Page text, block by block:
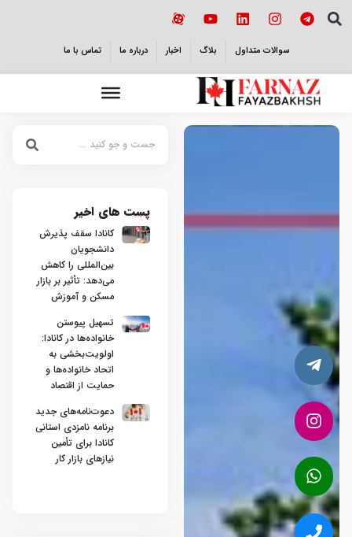
سوالات متداول بلاگ اخبار درباره ما تماس با ما
پست های اخیر
کانادا سقف پذیرش
دانشجویان
بین‌المللی را کاهش
می‌دهد: تأثیر بر بازار
مسکن و آموزش
تسهیل پیوستن
خانواده‌ها در کانادا:
اولویت‌بخشی به
اتحاد خانواده‌ها و
حمایت از اقتصاد
دعوت‌نامه‌های جدید
برنامه نامزدی استانی
کانادا برای تأمین
نیازهای بازار کار